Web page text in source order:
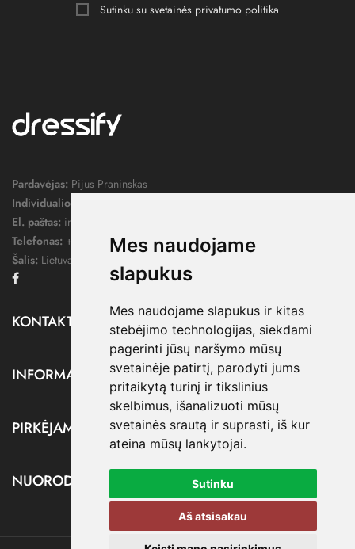
Mes naudojame
slapukus
Mes naudojame slapukus ir kitas
stebėjimo technologijas, siekdami
pagerinti jūsų naršymo mūsų
svetainėje patirtį, parodyti jums
pritaikytą turinį ir tikslinius
skelbimus, išanalizuoti mūsų
svetainės srautą ir suprasti, iš kur
ateina mūsų lankytojai.
Sutinku
Aš atsisakau
Sutinku su svetainės privatumo politika
Pardavėjas: Pijus Praninskas
Individualios veiklos pažymos nr.:
El. paštas: info@dressify.lt
Telefonas: +370 676 78578
Šalis: Lietuva
KONTAKTAI
INFORMACIJA
PIRKĖJAMS
NUORODOS